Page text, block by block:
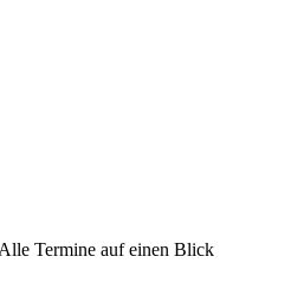
Termine auf einen Blick